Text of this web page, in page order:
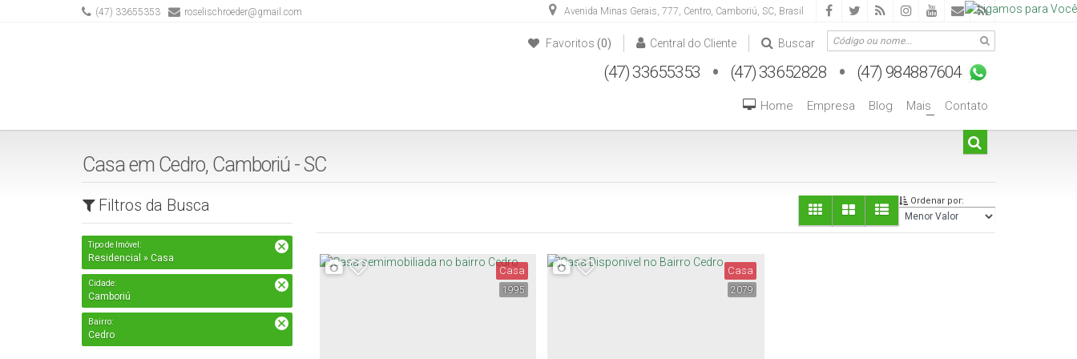
Avenida Minas Gerais, 777, Centro, Camboriú, SC, Brasil
(47) 33655353 roselischroeder@gmail.com
Buscar
Central do Cliente
Favoritos (0)
(47) 33652828 (47) 984887604
Contato
+
Mais
Blog
Empresa
Home
Casa em Cedro, Camboriú - SC
Filtros da Busca
Tipo de Imóvel:
Residencial » Casa
Cidade:
Camboriú
Bairro:
Cedro
Ordenar por:
1995
Casa
2079
Casa